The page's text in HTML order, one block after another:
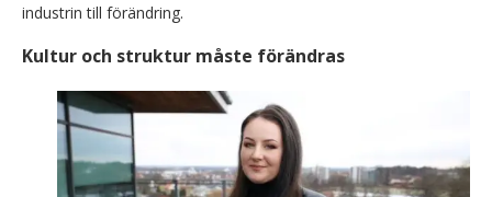
industrin till förändring.
Kultur och struktur måste förändras